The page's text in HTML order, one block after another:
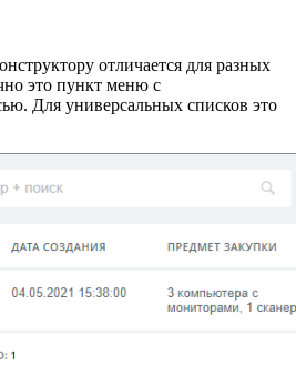
отличается для разных
это пункт меню с
Для универсальных списков это